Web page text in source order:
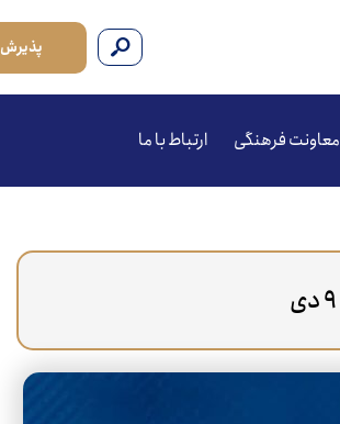
پذیرش
معاونت فرهنگی ارتباط با ما